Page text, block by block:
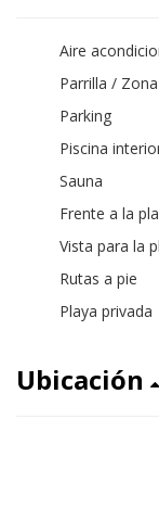
Aire
Parrilla /
Parking
Piscina
Sauna
Frente a la
Vista para la
Rutas a pie
Playa privada
Ubicación